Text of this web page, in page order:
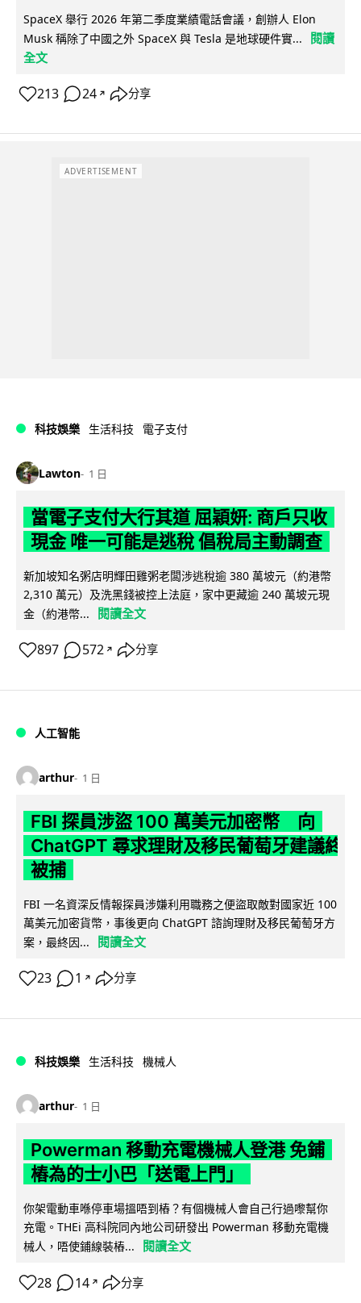
SpaceX 舉行 2026 年第二季度業績電話會議，創辦人 Elon
Musk 稱除了中國之外 SpaceX 與 Tesla 是地球硬件實...
閱讀
全文
213 24 ↗ 分享
ADVERTISEMENT
科技娛樂 生活科技 電子支付
Lawton 1 日
當電子支付大行其道 屈穎妍: 商戶只收
現金 唯一可能是逃稅 倡稅局主動調查
新加坡知名粥店明輝田雞粥老闆涉逃稅逾 380 萬坡元（約港幣
2,310 萬元）及洗黑錢被控上法庭，家中更藏逾 240 萬坡元現
金（約港幣...
閱讀全文
897 572 ↗ 分享
人工智能
arthur 1 日
FBI 探員涉盜 100 萬美元加密幣 向
ChatGPT 尋求理財及移民葡萄牙建議終
被捕
FBI 一名資深反情報探員涉嫌利用職務之便盜取敵對國家近 100
萬美元加密貨幣，事後更向 ChatGPT 諮詢理財及移民葡萄牙方
案，最終因...
閱讀全文
23 1 ↗ 分享
科技娛樂 生活科技 機械人
arthur 1 日
Powerman 移動充電機械人登港 免鋪
樁為的士小巴「送電上門」
你架電動車喺停車場搵唔到樁？有個機械人會自己行過嚟幫你
充電。THEi 高科院同內地公司研發出 Powerman 移動充電機
械人，唔使鋪線裝樁...
閱讀全文
28 14 ↗ 分享